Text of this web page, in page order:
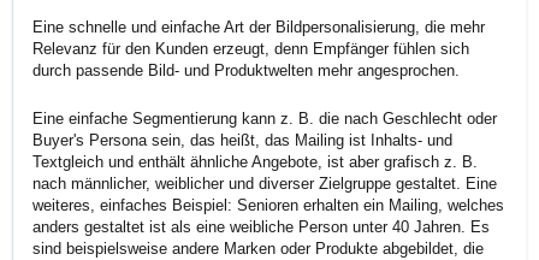
Eine schnelle und einfache Art der Bildpersonalisierung, die mehr
Relevanz für den Kunden erzeugt, denn Empfänger fühlen sich
durch passende Bild- und Produktwelten mehr angesprochen.
Eine einfache Segmentierung kann z. B. die nach Geschlecht oder
Buyer's Persona sein, das heißt, das Mailing ist Inhalts- und
Textgleich und enthält ähnliche Angebote, ist aber grafisch z. B.
nach männlicher, weiblicher und diverser Zielgruppe gestaltet. Eine
weiteres, einfaches Beispiel: Senioren erhalten ein Mailing, welches
anders gestaltet ist als eine weibliche Person unter 40 Jahren. Es
sind beispielsweise andere Marken oder Produkte abgebildet, die